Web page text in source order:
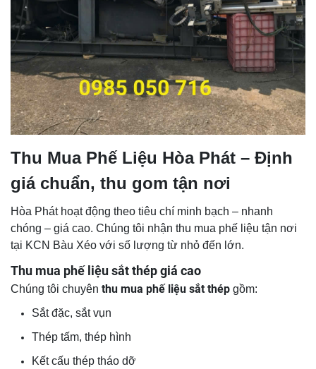
Thu Mua Phế Liệu Hòa Phát – Định
giá chuẩn, thu gom tận nơi
Hòa Phát hoạt động theo tiêu chí minh bạch – nhanh
chóng – giá cao. Chúng tôi nhận thu mua phế liệu tận nơi
tại KCN Bàu Xéo với số lượng từ nhỏ đến lớn.
Thu mua phế liệu sắt thép giá cao
Chúng tôi chuyên thu mua phế liệu sắt thép gồm:
Sắt đặc, sắt vụn
Thép tấm, thép hình
Kết cấu thép tháo dỡ